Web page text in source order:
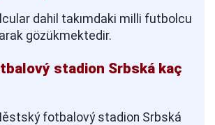
dahil takımdaki milli futbolcu
gözükmektedir.
stadion Srbská kaç
fotbalový stadion Srbská